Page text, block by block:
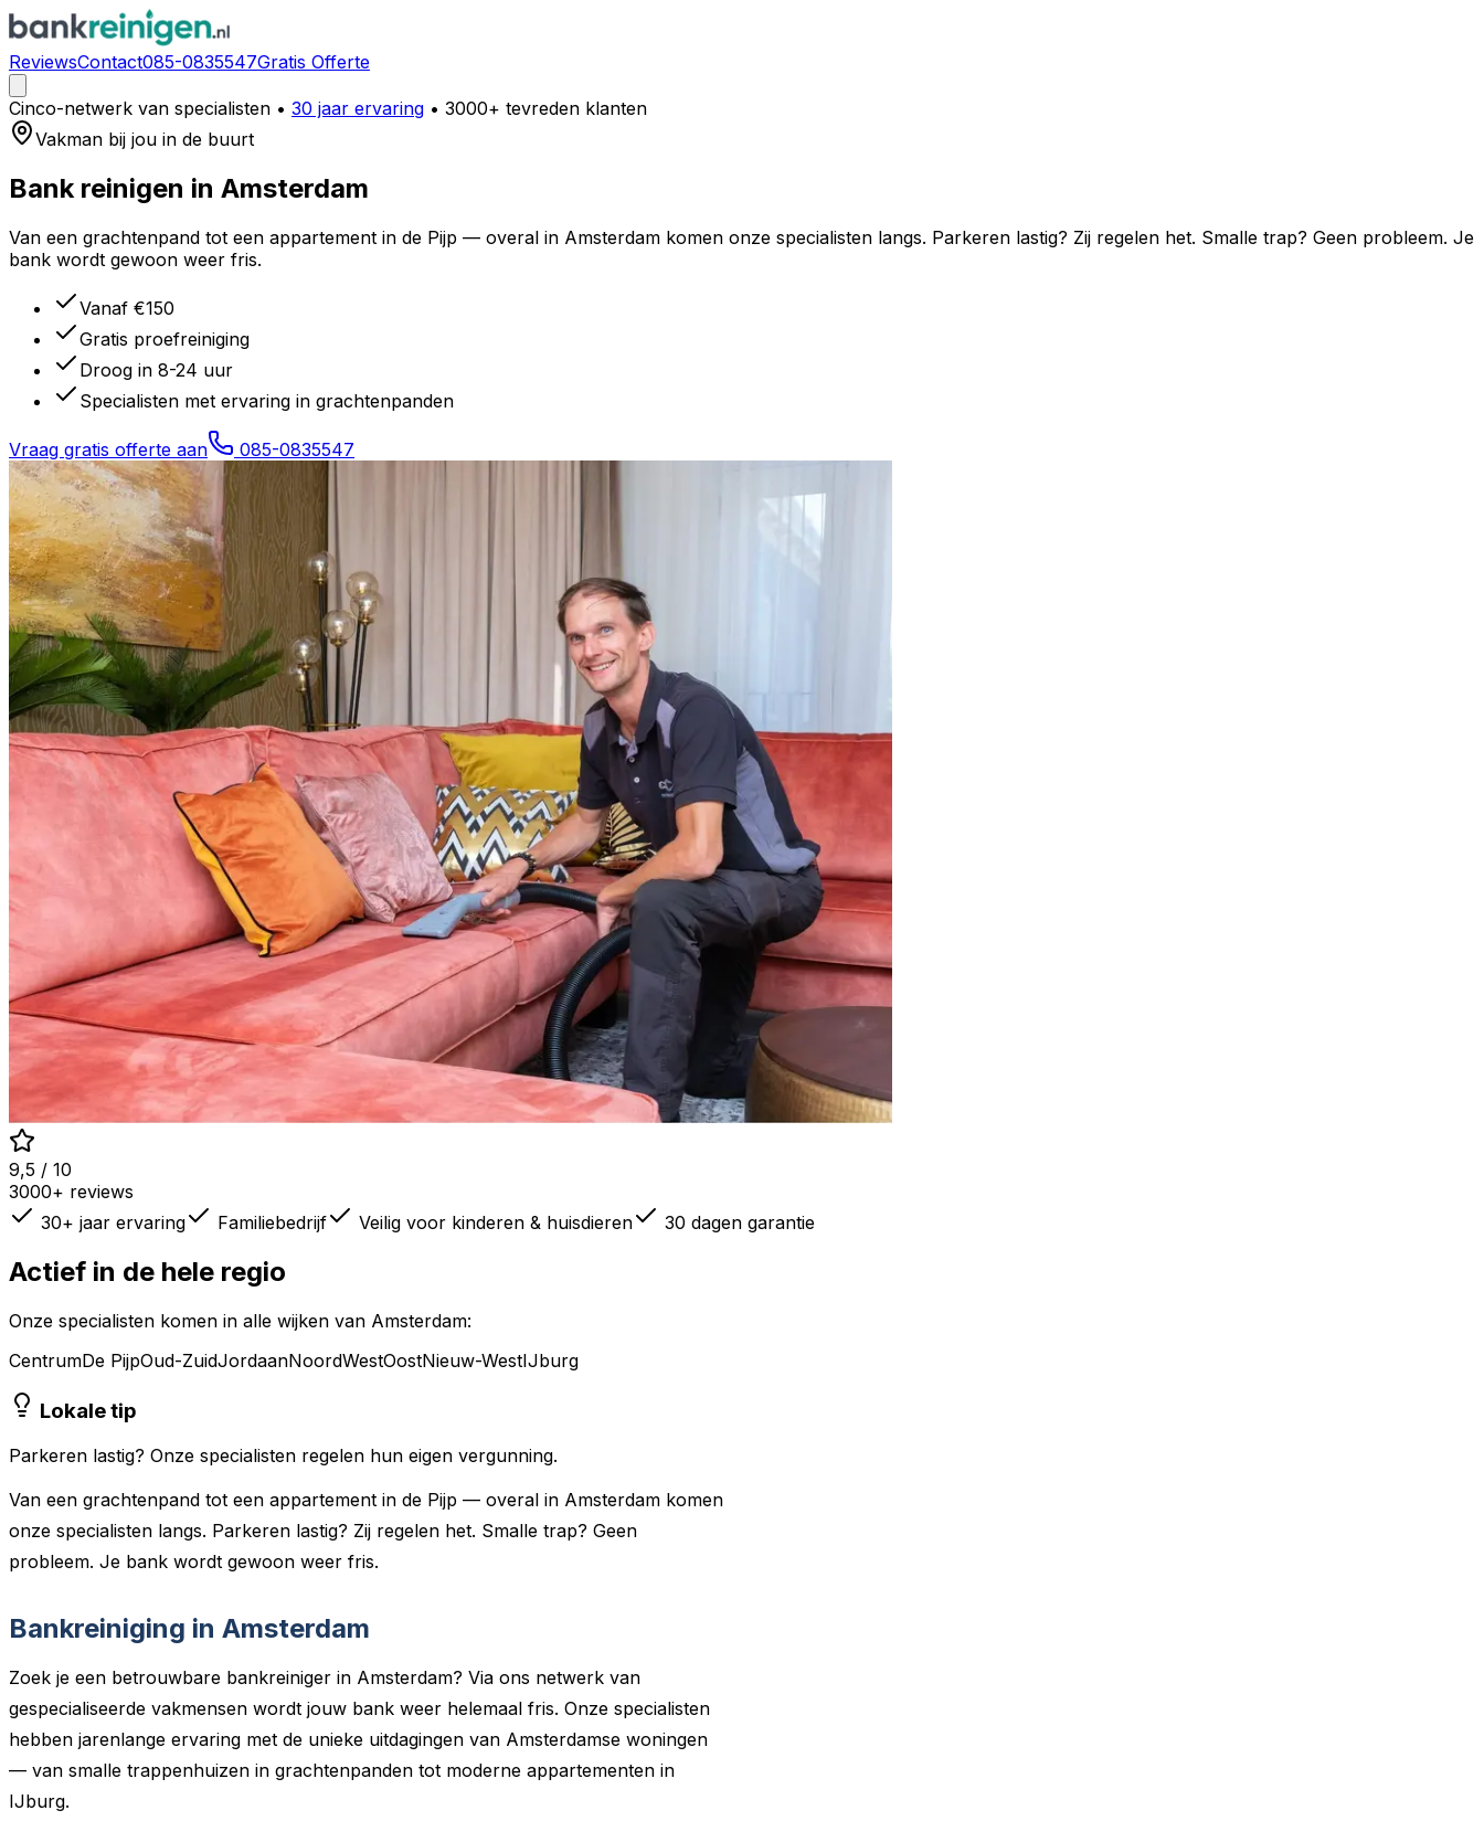
ReviewsContact085-0835547Gratis Offerte
Cinco-netwerk van specialisten • 30 jaar ervaring • 3000+ tevreden klanten
Vakman bij jou in de buurt
Bank reinigen in Amsterdam
Van een grachtenpand tot een appartement in de Pijp — overal in Amsterdam komen onze specialisten langs. Parkeren lastig? Zij regelen het. Smalle trap? Geen probleem. Je
bank wordt gewoon weer fris.
Vanaf €150
Gratis proefreiniging
Droog in 8-24 uur
Specialisten met ervaring in grachtenpanden
Vraag gratis offerte aan 085-0835547
9,5 / 10
3000+ reviews
30+ jaar ervaring
Familiebedrijf Veilig voor kinderen & huisdieren 30 dagen garantie
Actief in de hele regio
Onze specialisten komen in alle wijken van Amsterdam:
CentrumDe PijpOud-ZuidJordaanNoordWestOostNieuw-WestIJburg
Lokale tip
Parkeren lastig? Onze specialisten regelen hun eigen vergunning.
Van een grachtenpand tot een appartement in de Pijp — overal in Amsterdam komen
onze specialisten langs. Parkeren lastig? Zij regelen het. Smalle trap? Geen
probleem. Je bank wordt gewoon weer fris.
Bankreiniging in Amsterdam
Zoek je een betrouwbare bankreiniger in Amsterdam? Via ons netwerk van
gespecialiseerde vakmensen wordt jouw bank weer helemaal fris. Onze specialisten
hebben jarenlange ervaring met de unieke uitdagingen van Amsterdamse woningen
— van smalle trappenhuizen in grachtenpanden tot moderne appartementen in
IJburg.